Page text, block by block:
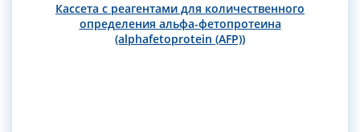
Кассета с реагентами для количественного
определения альфа-фетопротеина
(alphafetoprotein (AFP))